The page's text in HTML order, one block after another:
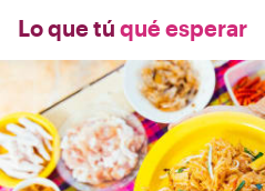
Lo que tú qué esperar